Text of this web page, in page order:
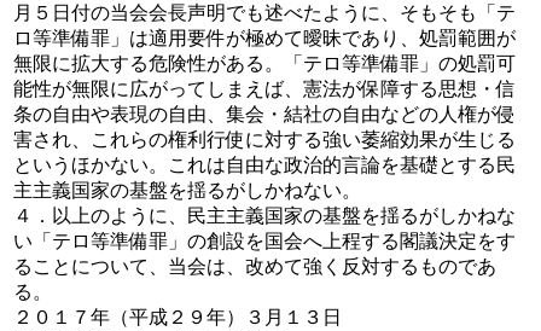
月５日付の当会会長声明でも述べたように、そもそも「テ
ロ等準備罪」は適用要件が極めて曖昧であり、処罰範囲が
無限に拡大する危険性がある。「テロ等準備罪」の処罰可
能性が無限に広がってしまえば、憲法が保障する思想・信
条の自由や表現の自由、集会・結社の自由などの人権が侵
害され、これらの権利行使に対する強い萎縮効果が生じる
というほかない。これは自由な政治的言論を基礎とする民
主主義国家の基盤を揺るがしかねない。
４．以上のように、民主主義国家の基盤を揺るがしかねな
い「テロ等準備罪」の創設を国会へ上程する閣議決定をす
ることについて、当会は、改めて強く反対するものであ
る。
２０１７年（平成２９年）３月１３日